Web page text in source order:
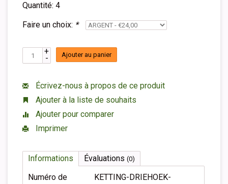
Quantité: 4
Faire un choix: *
+
- Ajouter au panier
Écrivez-nous à propos de ce produit
Ajouter à la liste de souhaits
Ajouter pour comparer
Imprimer
Informations Évaluations (0)
Numéro de
KETTING-DRIEHOEK-